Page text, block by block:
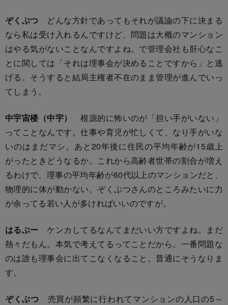
ぞくぶつ どんな方針であってもそれが議論の下に決まる
なら私は受け入れるんですけど、問題は大概のマンション
はやる気がないことなんですよね。で管理会社も肝心なこ
とに関しては「それは理事会が決めることですから」と逃
げる。そうすると結局主権者不在のまま管理が進んでいっ
てしまう。
中宇宙楼（中宇）
根源的に怖いのが「担い手がいない」
ってことなんです。仕事や育児が忙しくて、なり手がいな
いのはまだマシ。あと20年後に住民の平均年齢が15歳上
がったときどうなるか。これから高齢者世帯の割合が増え
るわけで、理事の平均年齢が60代以上のマンションだと、
物理的に体が動かない。ぞくぶつさんのところみたいに力
が余ってる若い人が多ければいいのですが。
はるぶー ケンカしてるなんてまだいい方ですよね。まだ
熱々だもん。本気で考えてるってことだから。一番問題な
のは誰も理事会に出てこなくなること。普通にそうなりま
す。
ぞくぶつ 売買が頻繁に行われてマンションの人口の5～